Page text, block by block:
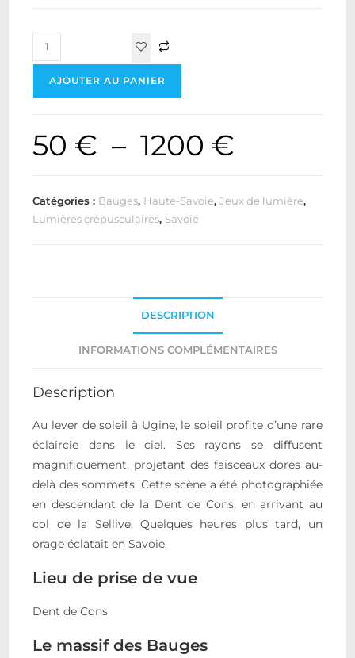
AJOUTER AU PANIER
50 € – 1200 €
Catégories : Bauges, Haute-Savoie,Jeux de lumière,
Lumières crépusculaires, Savoie
DESCRIPTION
INFORMATIONS COMPLÉMENTAIRES
Description
Au lever de soleil à Ugine, le soleil profite d’une rare
éclaircie dans le ciel. Ses rayons se diffusent
magnifiquement, projetant des faisceaux dorés au-
delà des sommets. Cette scène a été photographiée
en descendant de la Dent de Cons, en arrivant au
col de la Sellive. Quelques heures plus tard, un
orage éclatait en Savoie.
Lieu de prise de vue
Dent de Cons
Le massif des Bauges